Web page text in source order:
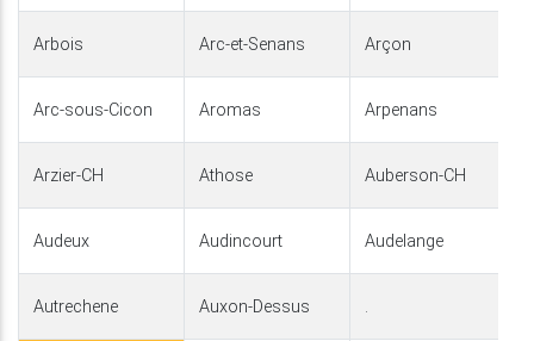
Arbois Arc-et-Senans Arçon
Arc-sous-Cicon Aromas Arpenans
Arzier-CH Athose Auberson-CH
Audeux Audincourt Audelange
Autrechene Auxon-Dessus .